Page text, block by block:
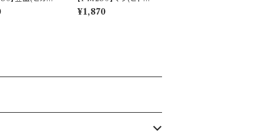
Sketch】P
ゲ)【Daily Sketch】P
M282-11
¥1,870